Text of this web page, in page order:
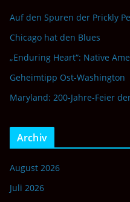
Auf den Spuren der Prickly
Chicago hat den Blues
„Enduring Heart“: Native
Geheimtipp Ost-Washington
Maryland: 200-Jahre-Feier
Archiv
August 2026
Juli 2026